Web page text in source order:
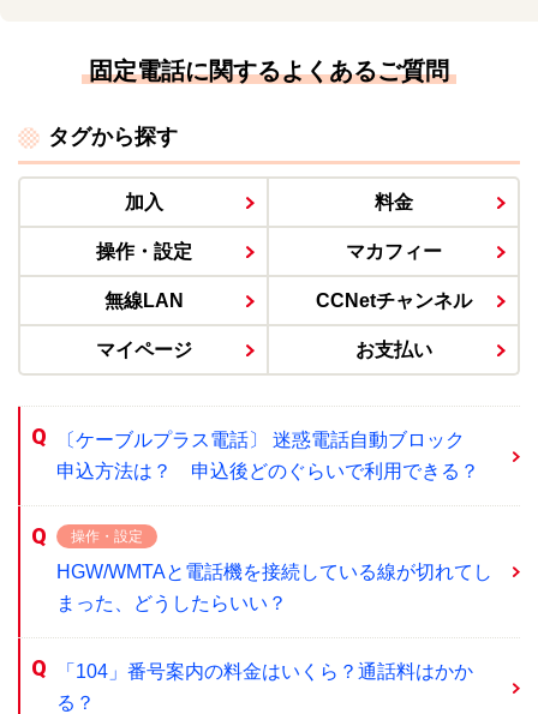
固定電話に関するよくあるご質問
タグから探す
加入 料金
操作・設定 マカフィー
無線LAN CCNetチャンネル
マイページ お支払い
〔ケーブルプラス電話〕 迷惑電話自動ブロック
申込方法は？ 申込後どのぐらいで利用できる？
操作・設定
HGW/WMTAと電話機を接続している線が切れてし
まった、どうしたらいい？
「104」番号案内の料金はいくら？通話料はかか
る？